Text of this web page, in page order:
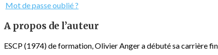
Mot de passe oublié ?
A propos de l’auteur
ESCP (1974) de formation, Olivier Anger a débuté sa carrière